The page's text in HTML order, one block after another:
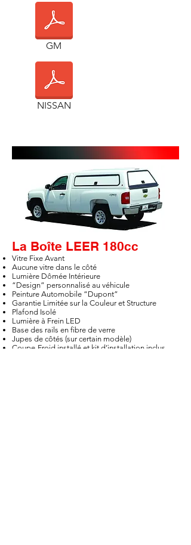
GM
NISSAN
La Boîte LEER 180cc
Vitre Fixe Avant
Aucune vitre dans le côté
Lumière Dômée Intérieure
“Design” personnalisé au véhicule
Peinture Automobile “Dupont”
Garantie Limitée sur la Couleur et Structure
Plafond Isolé
Lumière à Frein LED
Base des rails en fibre de verre
Jupes de côtés (sur certain modèle)
Coupe-Froid installé et kit d’installation inclus